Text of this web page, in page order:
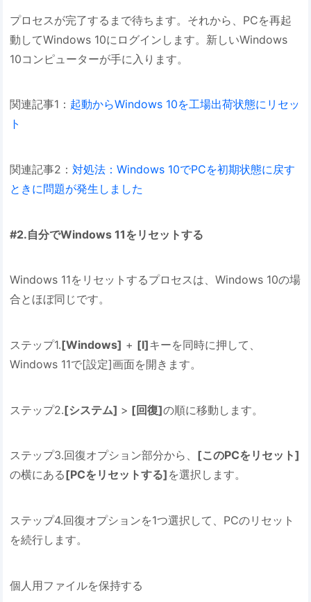
プロセスが完了するまで待ちます。それから、PCを再起
動してWindows 10にログインします。新しいWindows
10コンピューターが手に入ります。
関連記事1： 起動からWindows 10を工場出荷状態にリセッ
ト
関連記事2：対処法：Windows 10でPCを初期状態に戻す
ときに問題が発生しました
#2.自分でWindows 11をリセットする
Windows 11をリセットするプロセスは、Windows 10の場
合とほぼ同じです。
ステップ1.[Windows] + [I]キーを同時に押して、
Windows 11で[設定]画面を開きます。
ステップ2.[システム] > [回復]の順に移動します。
ステップ3.回復オプション部分から、 [このPCをリセット]
の横にある[PCをリセットする] を選択します。
ステップ4.回復オプションを1つ選択して、PCのリセット
を続行します。
個人用ファイルを保持する